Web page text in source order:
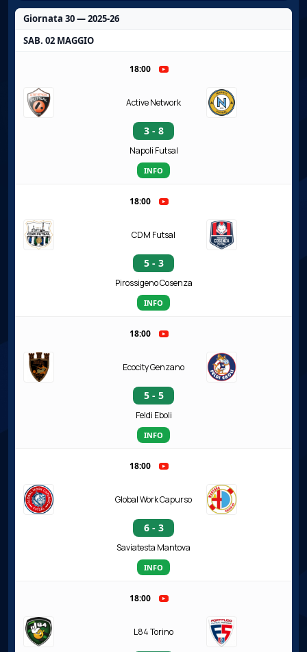
Giornata 30 — 2025-26
SAB. 02 MAGGIO
18:00
Active Network
3 - 8
Napoli Futsal
INFO
18:00
CDM Futsal
5 - 3
Pirossigeno Cosenza
INFO
18:00
Ecocity Genzano
5 - 5
Feldi Eboli
INFO
18:00
Global Work Capurso
6 - 3
Saviatesta Mantova
INFO
18:00
L84 Torino